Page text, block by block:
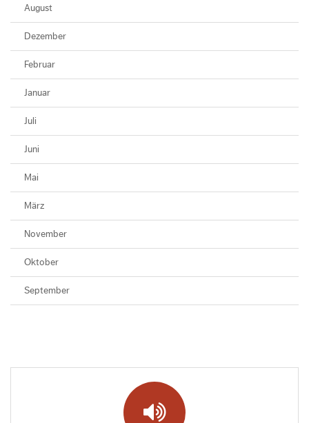
August
Dezember
Februar
Januar
Juli
Juni
Mai
März
November
Oktober
September